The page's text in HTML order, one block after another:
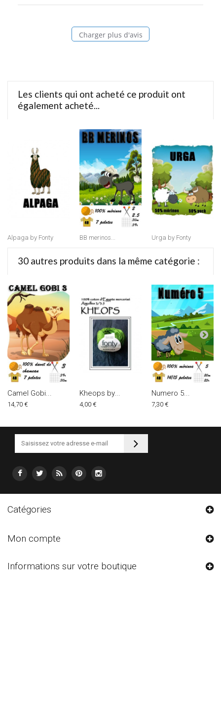
Charger plus d'avis
Les clients qui ont acheté ce produit ont
également acheté...
Alpaga by Fonty BB merinos... Urga by Fonty
30 autres produits dans la même catégorie :
Camel Gobi...
14,70 €
Kheops by...
4,00 €
Numero 5...
7,30 €
Catégories
Mon compte
Informations sur votre boutique